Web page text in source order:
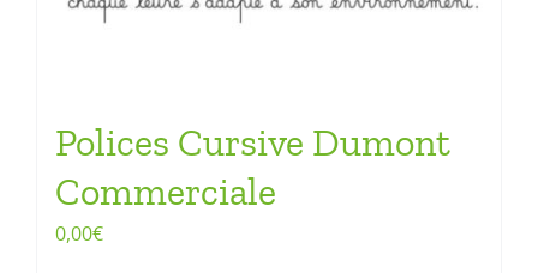
Polices Cursive Dumont
Commerciale
0,00€